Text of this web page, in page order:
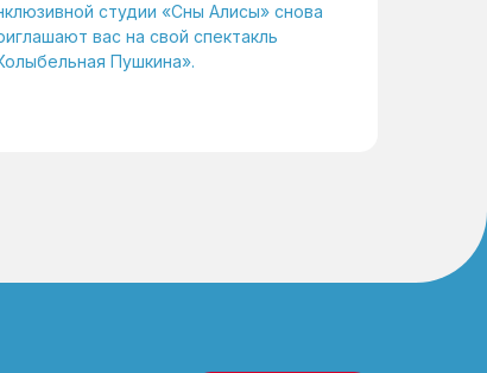
студии «Сны Алисы» снова
вас на свой спектакль
Пушкина».